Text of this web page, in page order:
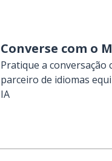
Converse com o
Pratique a conversação
parceiro de idiomas
IA